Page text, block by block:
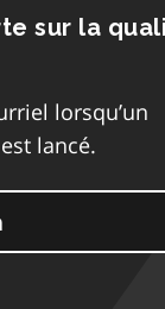
sur la
lorsqu’un
lancé.